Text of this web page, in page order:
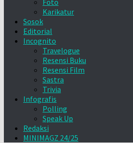
Foto
Karikatur
Sosok
Editorial
Incognito
Travelogue
Resensi Buku
Resensi Film
Sastra
Trivia
Infografis
Polling
Speak Up
Redaksi
MINIMAGZ 24/25